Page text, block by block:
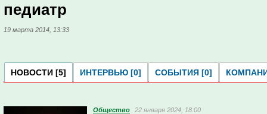
педиатр
19 марта 2014, 13:33
НОВОСТИ [5] ИНТЕРВЬЮ [0] СОБЫТИЯ [0]
Общество 22 января 2024, 18:00